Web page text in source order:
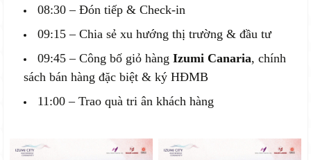
08:30 – Đón tiếp & Check-in
09:15 – Chia sẻ xu hướng thị trường & đầu tư
09:45 – Công bố giỏ hàngIzumi Canaria, chính
sách bán hàng đặc biệt & ký HĐMB
11:00 – Trao quà tri ân khách hàng